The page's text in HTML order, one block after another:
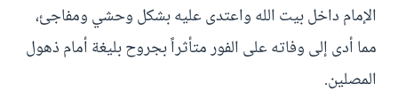
الإمام داخل بيت الله واعتدى عليه بشكل وحشي ومفاجئ،
مما أدى إلى وفاته على الفور متأثراً بجروح بليغة أمام ذهول
المصلين.